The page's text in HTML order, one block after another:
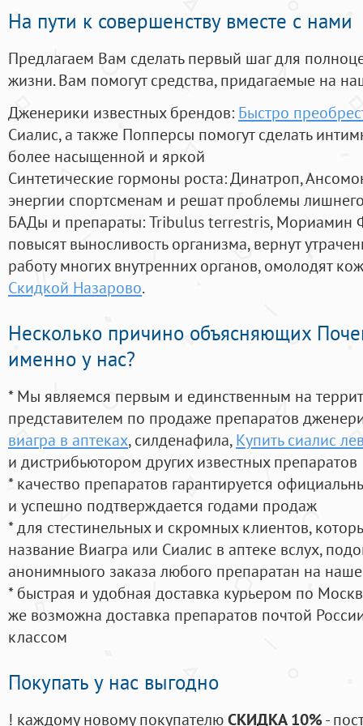
На пути к совершенству вместе с нами
Предлагаем Вам сделать первый шаг для
жизни. Вам помогут средства, придагаемые на
Дженерики известных брендов: Быстро
Сиалис, а также Попперсы помогут сделать
более насыщенной и яркой
Синтетические гормоны роста: Динатроп,
энергии спортсменам и решат проблемы
БАДы и препараты:Tribulus terrestris, Мориамин
повысят выносливость организма, вернут
работу многих внутренних органов, омолодят
Скидкой Назарово.
Несколько причино объясняющих
именно у нас?
* Мы являемся первым и единственным на
представителем по продаже препаратов
виагра в аптеках, силденафила, Купить сиалис
и дистрибьютором других известных препаратов
* качество препаратов гарантируется
и успешно подтверждается годами продаж
* для стестинельных и скромных клиентов,
название Виагра или Сиалис в аптеке вслух,
анонимныого заказа любого препаратан на
* быстрая и удобная доставка курьером по
же возможна доставка препаратов почтой
классом
Покупать у нас выгодно
! каждому новому покупателюСКИДКА 10%-